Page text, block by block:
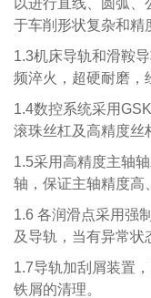
于车削形状复杂和精
1.3机床导轨和滑鞍
频淬火，超硬耐磨，
1.4数控系统采用
滚珠丝杠及高精度丝
1.5采用高精度主轴
轴，保证主轴精度高
1.6 各润滑点采用强
及导轨，当有异常状
1.7导轨加刮屑装置
铁屑的清理。